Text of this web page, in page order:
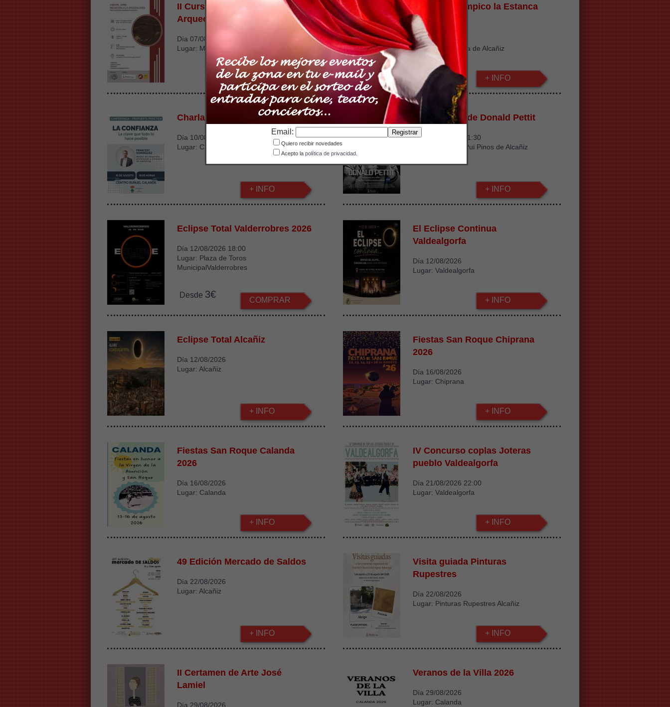
Email:
Quiero recibir novedades
Acepto la política de privacidad.
II Curso de Iniciación a la
Arqueología
Día 07/08/2026
Lugar: Molino Harinero Alcañiz
+ INFO
I Triatlón Olímpico la Estanca
Alcañiz
Día 09/08/2026
Lugar: La Estanca de Alcañiz
+ INFO
Charla 'La confianza'
Día 10/08/2026 19:00
Lugar: CBC Calanda
+ INFO
Conferencia de Donald Pettit
Día 11/08/2026 21:30
Lugar: Auditorio Pui Pinos de Alcañiz
+ INFO
Eclipse Total Valderrobres 2026
Día 12/08/2026 18:00
Lugar: Plaza de Toros
MunicipalValderrobres
Desde 3€
COMPRAR
El Eclipse Continua
Valdealgorfa
Día 12/08/2026
Lugar: Valdealgorfa
+ INFO
Eclipse Total Alcañiz
Día 12/08/2026
Lugar: Alcañiz
+ INFO
Fiestas San Roque Chiprana
2026
Día 16/08/2026
Lugar: Chiprana
+ INFO
Fiestas San Roque Calanda
2026
Día 16/08/2026
Lugar: Calanda
+ INFO
IV Concurso coplas Joteras
pueblo Valdealgorfa
Día 21/08/2026 22:00
Lugar: Valdealgorfa
+ INFO
49 Edición Mercado de Saldos
Día 22/08/2026
Lugar: Alcañiz
+ INFO
Visita guiada Pinturas
Rupestres
Día 22/08/2026
Lugar: Pinturas Rupestres Alcañiz
+ INFO
II Certamen de Arte José
Lamiel
Día 29/08/2026
Veranos de la Villa 2026
Día 29/08/2026
Lugar: Calanda